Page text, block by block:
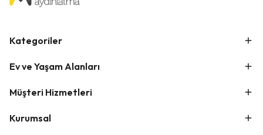
Kategoriler
Ev ve Yaşam Alanları
Müşteri Hizmetleri
Kurumsal